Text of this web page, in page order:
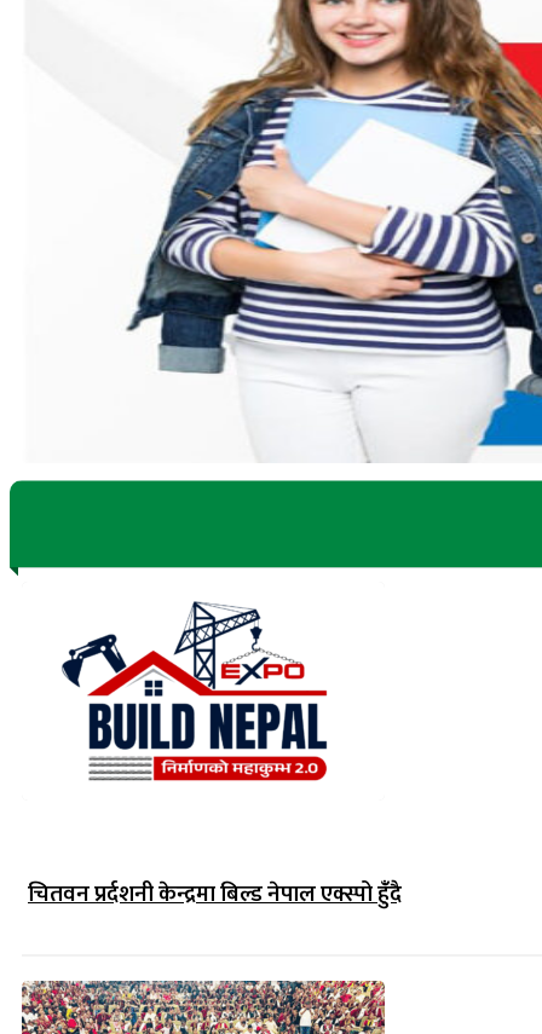
चितवन प्रर्दशनी केन्द्रमा बिल्ड नेपाल एक्स्पो हुंँदै